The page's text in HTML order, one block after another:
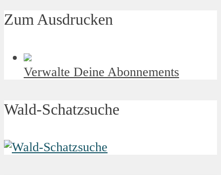
Zum Ausdrucken
Verwalte Deine Abonnements
Wald-Schatzsuche